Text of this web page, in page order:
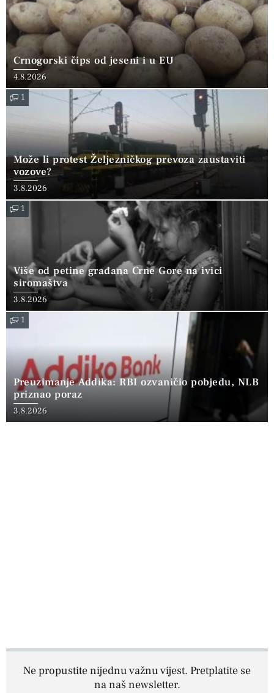
Crnogorski čips od jeseni i u EU
4.8.2026
1
Može li protest Željezničkog prevoza zaustaviti
vozove?
3.8.2026
1
Više od petine građana Crne Gore na ivici
siromaštva
3.8.2026
1
Preuzimanje Addika: RBI ozvaničio pobjedu, NLB
priznao poraz
3.8.2026
Ne propustite nijednu važnu vijest. Pretplatite se
na naš newsletter.